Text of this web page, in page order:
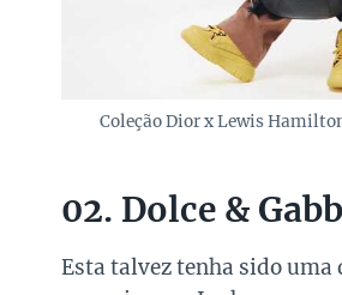
Coleção Dior x Lewis
02. Dolce &
Esta talvez tenha sido